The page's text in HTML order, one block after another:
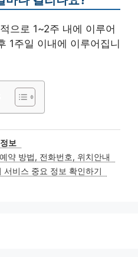
으로 1~2주 내에 이루어
1주일 이내에 이루어집니
카정보
약 방법, 전화번호, 위치안내
서비스 중요 정보 확인하기